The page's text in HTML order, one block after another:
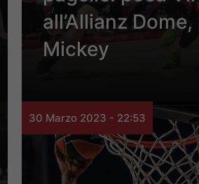
all’Allianz
Mickey
30 Marzo 2023 - 22:53